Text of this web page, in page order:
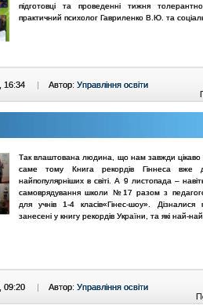
підготовці та проведенні тижня
практичний психолог Гавриленко В.Ю. та
16:34 | Автор: Управління освіти
Так влаштована людина, що нам завжди цікаво
саме тому Книга рекордів Гіннеса вже
найпопулярніших в світі. А 9 листопада –
самоврядування школи №17 разом з
для учнів 1-4 класів«Гінес-шоу». Дізналися
занесені у книгу рекордів України, та які най-
09:20 | Автор: Управління освіти